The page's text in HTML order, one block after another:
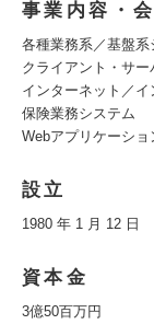
事業内容・
各種業務系／基盤
クライアント・サー
インターネット／
保険業務システム
Webアプリケーショ
設立
1980 年 1 月 12 日
資本金
3億50百万円